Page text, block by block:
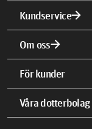
Kundservicearrow_forward
Om ossarrow_forward
För kunder
Våra dotterbolag